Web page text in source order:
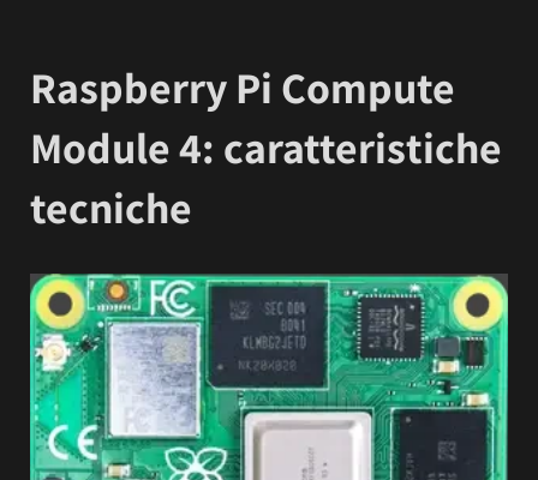
Raspberry Pi Compute
Module 4: caratteristiche
tecniche